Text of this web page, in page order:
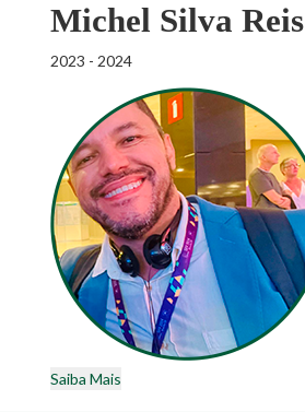
Michel Silva Reis
2023 - 2024
Saiba Mais